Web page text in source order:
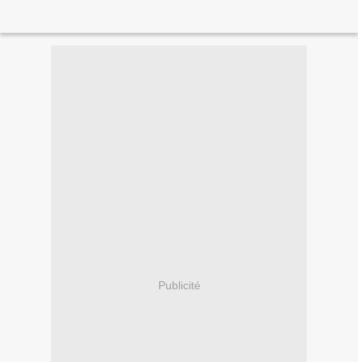
Publicité